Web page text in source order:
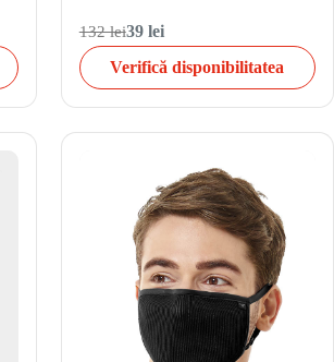
132 lei39 lei
Verifică disponibilitatea